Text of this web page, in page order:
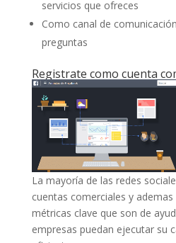
servicios que ofreces
Como canal de
preguntas
Registrate como cuenta
La mayoría de las redes
cuentas comerciales y
métricas clave que son de
empresas puedan ejecutar su